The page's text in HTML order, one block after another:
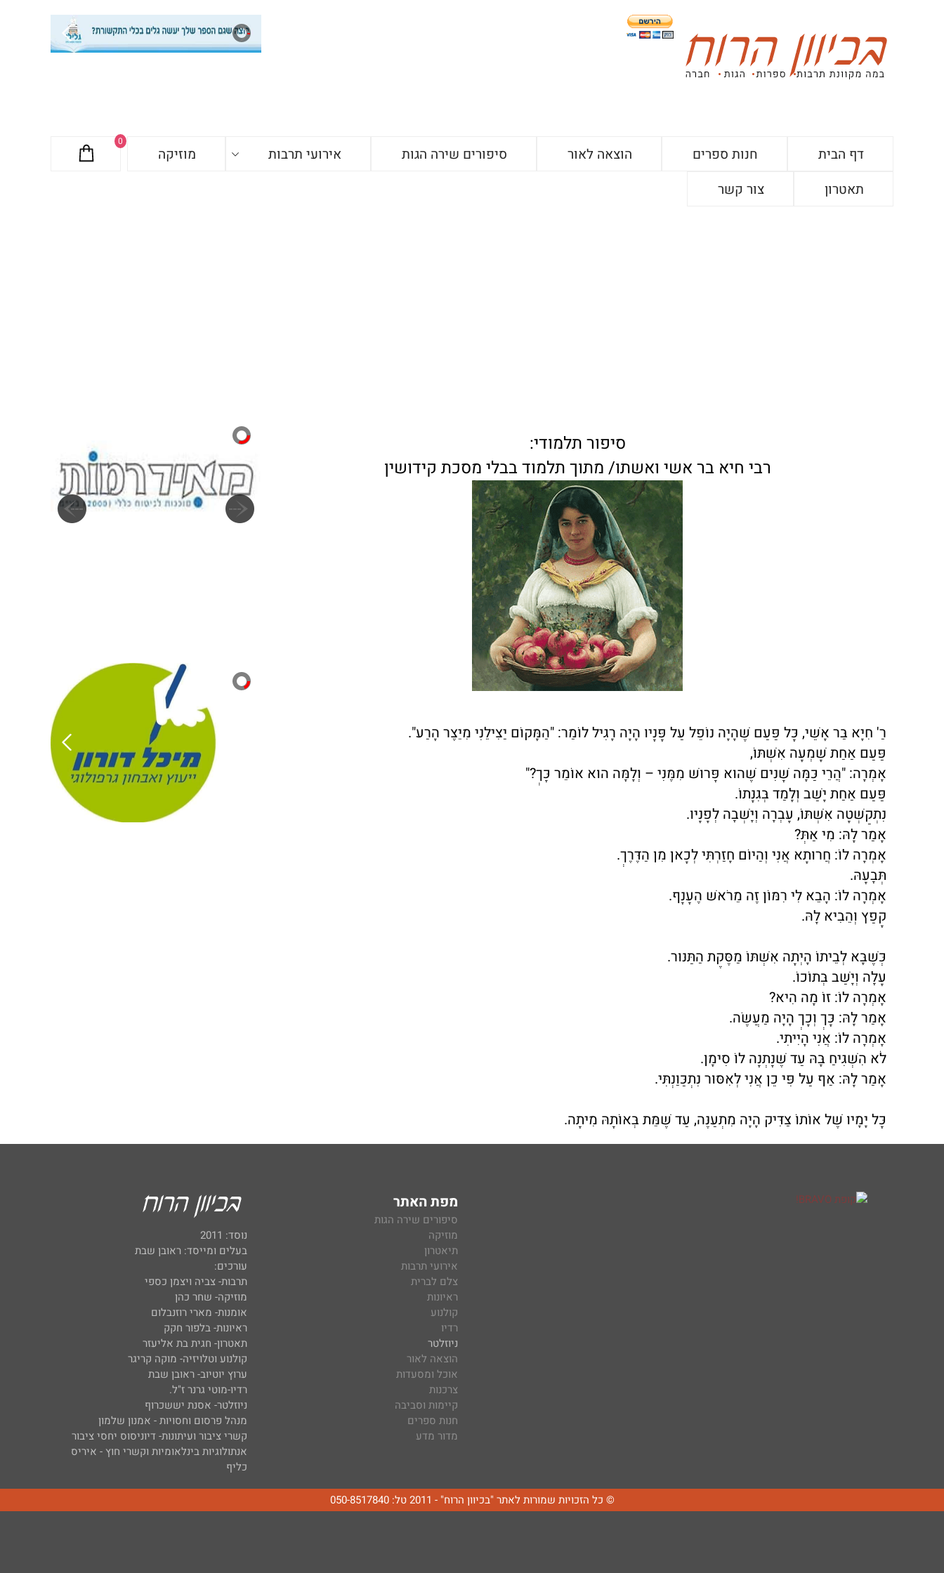
0
דף הבית חנות ספרים הוצאה לאור סיפורים שירה הגות אירועי תרבות
מוזיקה
תאטרון
צור קשר
סיפור תלמודי:
רבי חיא בר אשי ואשתו/ מתוך תלמוד בבלי מסכת קידושין
רַ' חִיָּא בַּר אָשֵׁי, כָּל פַּעַם שֶׁהָיָה נוֹפֵל עַל פָּנָיו הָיָה רָגִיל לוֹמַר: "הַמָּקוֹם יַצִּילֵנִי מִיֵּצֶר הָרַע".
פַּעַם אַחַת שָׁמְעָה אִשְׁתּוֹ,
אָמְרָה: "הֲרֵי כַּמָּה שָׁנִים שֶׁהוּא פָּרוּשׁ מִמֶּנִּי – וְלָמָּה הוּא אוֹמֵר כָּךְ?"
פַּעַם אַחַת יָשַׁב וְלָמַד בְּגִנָּתוֹ.
נִתְקַשְּׁטָה אִשְׁתּוֹ, עָבְרָה וְיָשְׁבָה לְפָנָיו.
אָמַר לָהּ: מִי אַתְּ?
אָמְרָה לוֹ: חֲרוּתָא אֲנִי וְהַיּוֹם חָזַרְתִּי לְכָאן מִן הַדֶּרֶךְ.
תְּבָעָהּ.
אָמְרָה לוֹ: הָבֵא לִי רִמּוֹן זֶה מֵרֹאשׁ הֶעָנָף.
קָפַץ וְהֵבִיא לָהּ.
כְּשֶׁבָּא לְבֵיתוֹ הָיְתָה אִשְׁתּוֹ מַסֶּקֶת הַתַּנּוּר.
עָלָה וְיָשַׁב בְּתוֹכוֹ.
אָמְרָה לוֹ: זוֹ מָה הִיא?
אָמַר לָהּ: כָּךְ וְכָךְ הָיָה מַעֲשֶׂה.
אָמְרָה לוֹ: אֲנִי הָיִיתִי.
לֹא הִשְׁגִּיחַ בָּהּ עַד שֶׁנָּתְנָה לוֹ סִימָן.
אָמַר לָהּ: אַף עַל פִּי כֵן אֲנִי לְאִסּוּר נִתְכַּוַּנְתִּי.
כָּל יָמָיו שֶׁל אוֹתוֹ צַדִּיק הָיָה מִתְעַנֶּה, עַד שֶׁמֵּת בְּאוֹתָהּ מִיתָה.
מפת האתר
סיפורים שירה הגות
מוזיקה
תיאטרון
אירועי תרבות
צלם לברית
ראיונות
קולנוע
רדיו
ניוזלטר
הוצאה לאור
אוכל ומסעדות
צרכנות
קיימות וסביבה
חנות ספרים
מדור מדע
נוסד: 2011
בעלים ומייסד: ראובן שבת
עורכים:
תרבות- צביה ויצמן כספי
מוזיקה- שחר כהן
אומנות- מארי רוזנבלום
ראיונות- בלפור חקק
תאטרון- חגית בת אליעזר
קולנוע וטלויזיה- מוקה קריגר
ערוץ יוטיוב- ראובן שבת
רדיו-מוטי גרנר ז"ל.
ניוזלטר- אסנת יששכרוף
מנהל פרסום וחסויות - אמנון שלמון
קשרי ציבור ועיתונות- דיוניסוס יחסי ציבור
אנתולוגיות בינלאומיות וקשרי חוץ - איריס
כליף
© כל הזכויות שמורות לאתר "בכיוון הרוח" - 2011 טל: 050-8517840